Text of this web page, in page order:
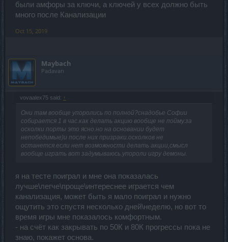
были амфоры за ключи, а ключей у всех должно быть
много после Канализации
Oct 15, 2019
Maybach
Padavan
vovaalex75 said: ↑
Они там вообще упоролись по полной?снадобье Софии
собирается 1 в час.как делать акцию вообще не пойму.за
осколки порты это ясно.но на основании будет
непобедимые)и после них призраки.осколков не
останется.если нет возможности делать акции,смысл
вообще играть вот задумываюсь.упороли игру демоны.
я на тесте поиграл и мне она показалась
лучше\легче\проще\интереснее играется чем
канализация, может быть я мало поиграл и нужно
ощутить это спустя несколько дней\неделю, но вот то
время игры мне показалось комфортным.
- на счёт как закрывать по 50К и 80К прогрессы пока не
знаю, покажет основа.